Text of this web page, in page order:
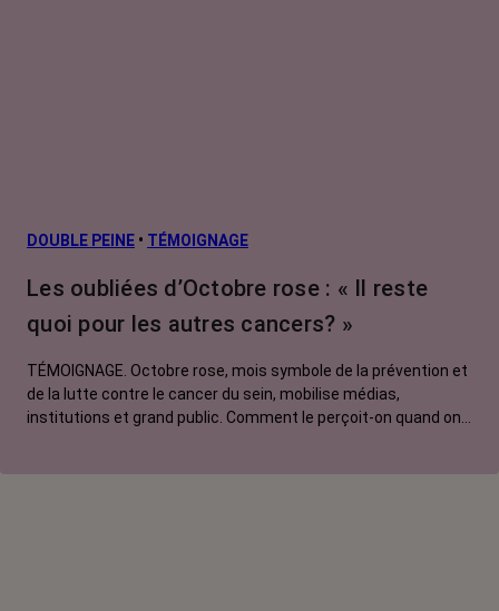
DOUBLE PEINE • TÉMOIGNAGE
Les oubliées d’Octobre rose : « Il reste
quoi pour les autres cancers? »
TÉMOIGNAGE. Octobre rose, mois symbole de la prévention et
de la lutte contre le cancer du sein, mobilise médias,
institutions et grand public. Comment le perçoit-on quand on